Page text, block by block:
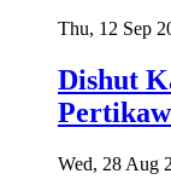
Thu, 12 Sep
Dishut
Wed, 28 Aug